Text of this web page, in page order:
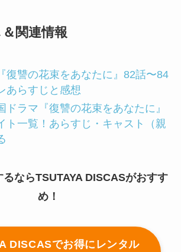
関連情報
復讐の花束をあなたに』82話〜84
あらすじと感想
ドラマ『復讐の花束をあなたに』
ト一覧！あらすじ・キャスト（親
ならTSUTAYA DISCASがおすす
め！
DISCASでお得にレンタル